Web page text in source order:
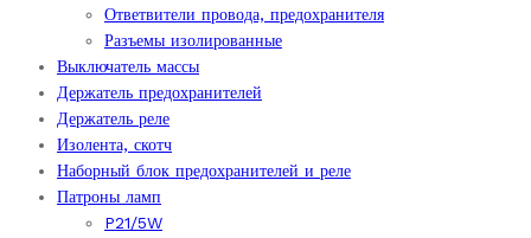
Ответвители провода, предохранителя
Разъемы изолированные
Выключатель массы
Держатель предохранителей
Держатель реле
Изолента, скотч
Наборный блок предохранителей и реле
Патроны ламп
P21/5W